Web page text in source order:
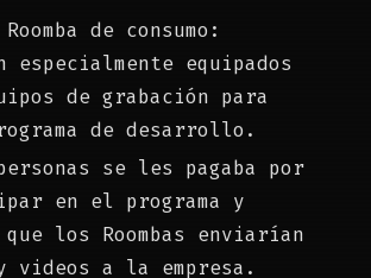
de consumo:
especialmente equipados
de grabación para
de desarrollo.
se les pagaba por
en el programa y
los Roombas enviarían
videos a la empresa.